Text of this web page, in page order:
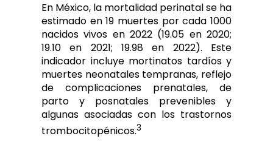
En México, la mortalidad perinatal se ha
estimado en 19 muertes por cada 1000
nacidos vivos en 2022 (19.05 en 2020;
19.10 en 2021; 19.98 en 2022). Este
indicador incluye mortinatos tardíos y
muertes neonatales tempranas, reflejo
de complicaciones prenatales, de
parto y posnatales prevenibles y
algunas asociadas con los trastornos
trombocitopénicos.3